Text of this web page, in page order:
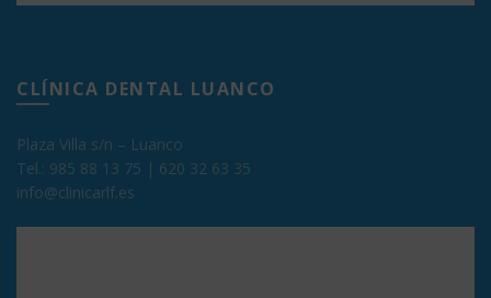
CLÍNICA DENTAL LUANCO
Plaza Villa s/n – Luanco
Tel.: 985 88 13 75 | 620 32 63 35
info@clinicarlf.es